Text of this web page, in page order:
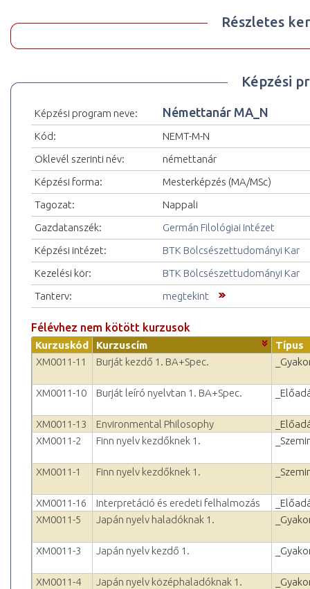
Részletes
Képzési
Képzési program neve: Némettanár MA_N
Kód:
NEMT-M-N
Oklevél szerinti név:
némettanár
Képzési forma:
Mesterképzés (MA/MSc)
Tagozat:
Nappali
Gazdatanszék:
Germán Filológiai Intézet
Képzési intézet:
BTK Bölcsészettudományi Kar
Kezelési kör:
BTK Bölcsészettudományi Kar
Tanterv:
megtekint
Félévhez nem kötött kurzusok
Kurzuskód Kurzuscím
Típus
XM0011-11
Burját kezdő 1. BA+Spec.
XM0011-10 Burját leíró nyelvtan 1. BA+Spec.
XM0011-13 Environmental Philosophy
XM0011-2
Finn nyelv kezdőknek 1.
XM0011-1 Finn nyelv kezdőknek 1.
XM0011-16 Interpretáció és eredeti felhalmozás
XM0011-5
Japán nyelv haladóknak 1.
XM0011-3 Japán nyelv kezdő 1.
XM0011-4 Japán nyelv középhaladóknak 1.